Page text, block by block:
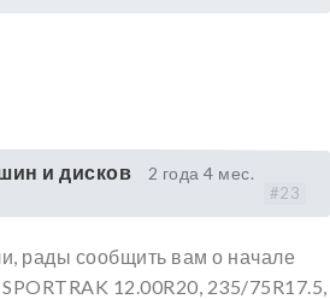
и дисков
2 года 4 мес.
#23
рады сообщить вам о начале
12.00R20, 235/75R17.5,